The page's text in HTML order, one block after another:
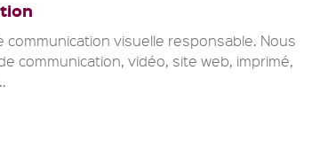
visuelle responsable. Nous
communication, vidéo, site web, imprimé,